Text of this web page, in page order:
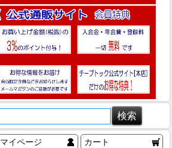
マイページ カート